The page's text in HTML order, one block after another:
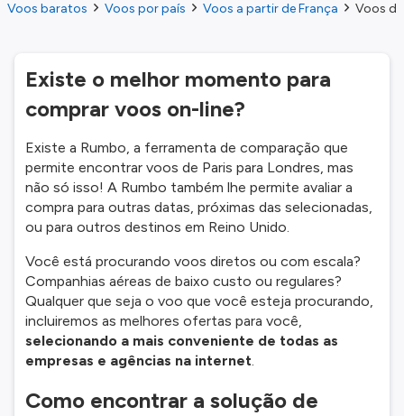
Voos baratos Voos por país Voos a partir de França Voos
Existe o melhor momento para
comprar voos on-line?
Existe a Rumbo, a ferramenta de comparação que
permite encontrar voos de Paris para Londres, mas
não só isso! A Rumbo também lhe permite avaliar a
compra para outras datas, próximas das selecionadas,
ou para outros destinos em Reino Unido.
Você está procurando voos diretos ou com escala?
Companhias aéreas de baixo custo ou regulares?
Qualquer que seja o voo que você esteja procurando,
incluiremos as melhores ofertas para você,
selecionando a mais conveniente de todas as
empresas e agências na internet.
Como encontrar a solução de